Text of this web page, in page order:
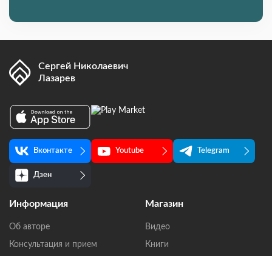
Сергей Николаевич
Лазарев
Вконтакте Youtube Telegram
Дзен
Информация
Об авторе
Консультация и прием
Магазин
Видео
Книги